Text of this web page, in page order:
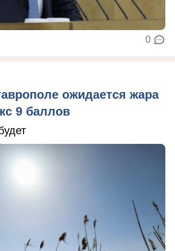
0
ожидается жара
9 баллов